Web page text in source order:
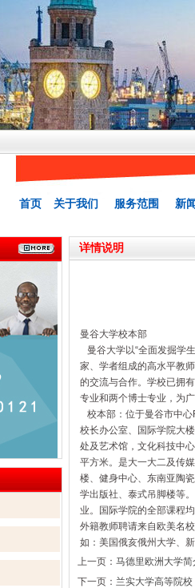
首页 关于我们 服务范围 新
详情说明
曼谷大学校本部
曼谷大学以“全面发掘学
家、学者组成的高水平教
的交流与合作。学校已拥
专业和两个博士专业，为
校本部：位于曼谷市中
校长办公室、国际学院大
处及艺术馆，文化科技中
平方米。是大一大二及传
楼、健身中心、东南亚陶
学出版社、泰式吊脚楼等
业。国际学院的全部课程
外籍教师聘请来自欧美名
如：美国俄亥俄州大学、
上一页： 马德里欧洲大学简
下一页： 兰实大学高等院校